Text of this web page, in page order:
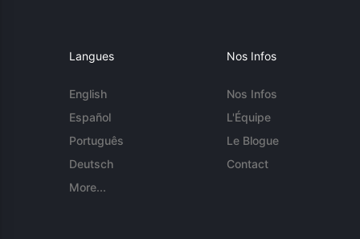
Langues
English
Español
Português
Deutsch
More...
Nos Infos
Nos Infos
L'Équipe
Le Blogue
Contact